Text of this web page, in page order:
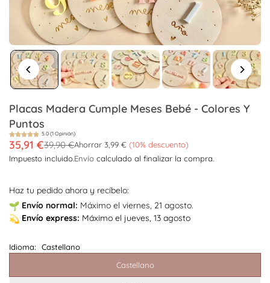
Placas Madera Cumple Meses Bebé - Colores Y
Puntos
5.0 (1 Opinión)
Precio
habitual
35,91 €39,90 €Ahorrar 3,99 € (10% descuento)
Impuesto incluido.Envío calculado al finalizar la compra.
Haz tu pedido ahora y recíbelo:
Envíonormal: Máximo el viernes, 21 agosto.
Envíoexpress: Máximo el jueves, 13 agosto
Idioma:
Castellano
Castellano